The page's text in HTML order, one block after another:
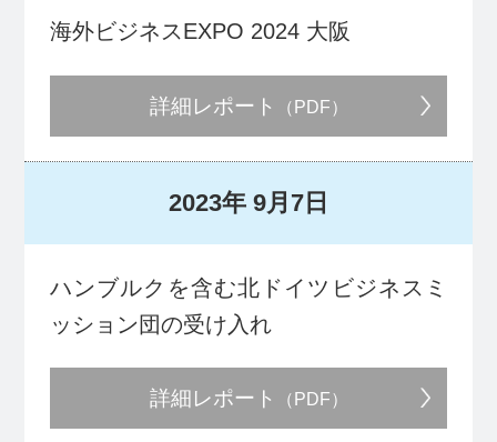
海外ビジネスEXPO 2024 大阪
詳細レポート （PDF）
2023年 9月7日
ハンブルクを含む北ドイツビジネスミ
ッション団の受け入れ
詳細レポート （PDF）